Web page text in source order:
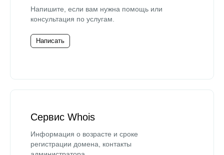
Напишите, если вам нужна помощь или
консультация по услугам.
Написать
Сервис Whois
Информация о возрасте и сроке
регистрации домена, контакты